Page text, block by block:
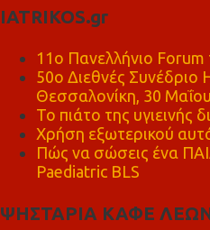
IATRIKOS.gr
11ο Πανελλήνιο
50ο Διεθνές Συνέδριο
Θεσσαλονίκη, 30
Το πιάτο της υγιεινής
Χρήση εξωτερικού
Πώς να σώσεις ένα
Paediatric BLS
ΨΗΣΤΑΡΙΑ ΚΑΦΕ